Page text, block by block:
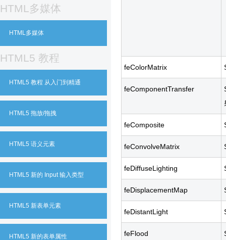
HTML多媒体
HTML多媒体
HTML5 教程
HTML5 教程 从入门到精通
HTML5 拖放/拖拽
HTML5 语义元素
HTML5 新的 Input 输入类型
HTML5 新表单元素
HTML5 新的表单属性
feColorMatrix
feComponentTransfer
feComposite
feConvolveMatrix
feDiffuseLighting
feDisplacementMap
feDistantLight
feFlood